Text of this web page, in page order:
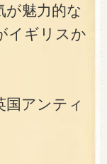
が魅力的な
イギリスか
アンティ